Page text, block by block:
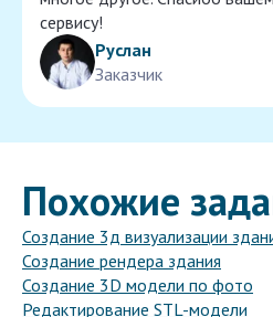
сервису!
Руслан
Заказчик
Похожие
Создание 3д визуализации
Создание рендера здания
Создание 3D модели по фото
Редактирование STL-модели